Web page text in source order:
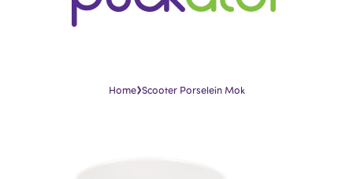
Home›Scooter Porselein Mok